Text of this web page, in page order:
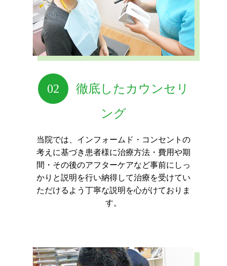
02
徹底したカウンセリ
ング
当院では、インフォームド・コンセントの
考えに基づき 患者様に治療方法・費用や期
間・その後のアフターケアなど事前にしっ
かりと説明を行い納得して治療を受けてい
ただけるよう丁寧な説明を心がけておりま
す。